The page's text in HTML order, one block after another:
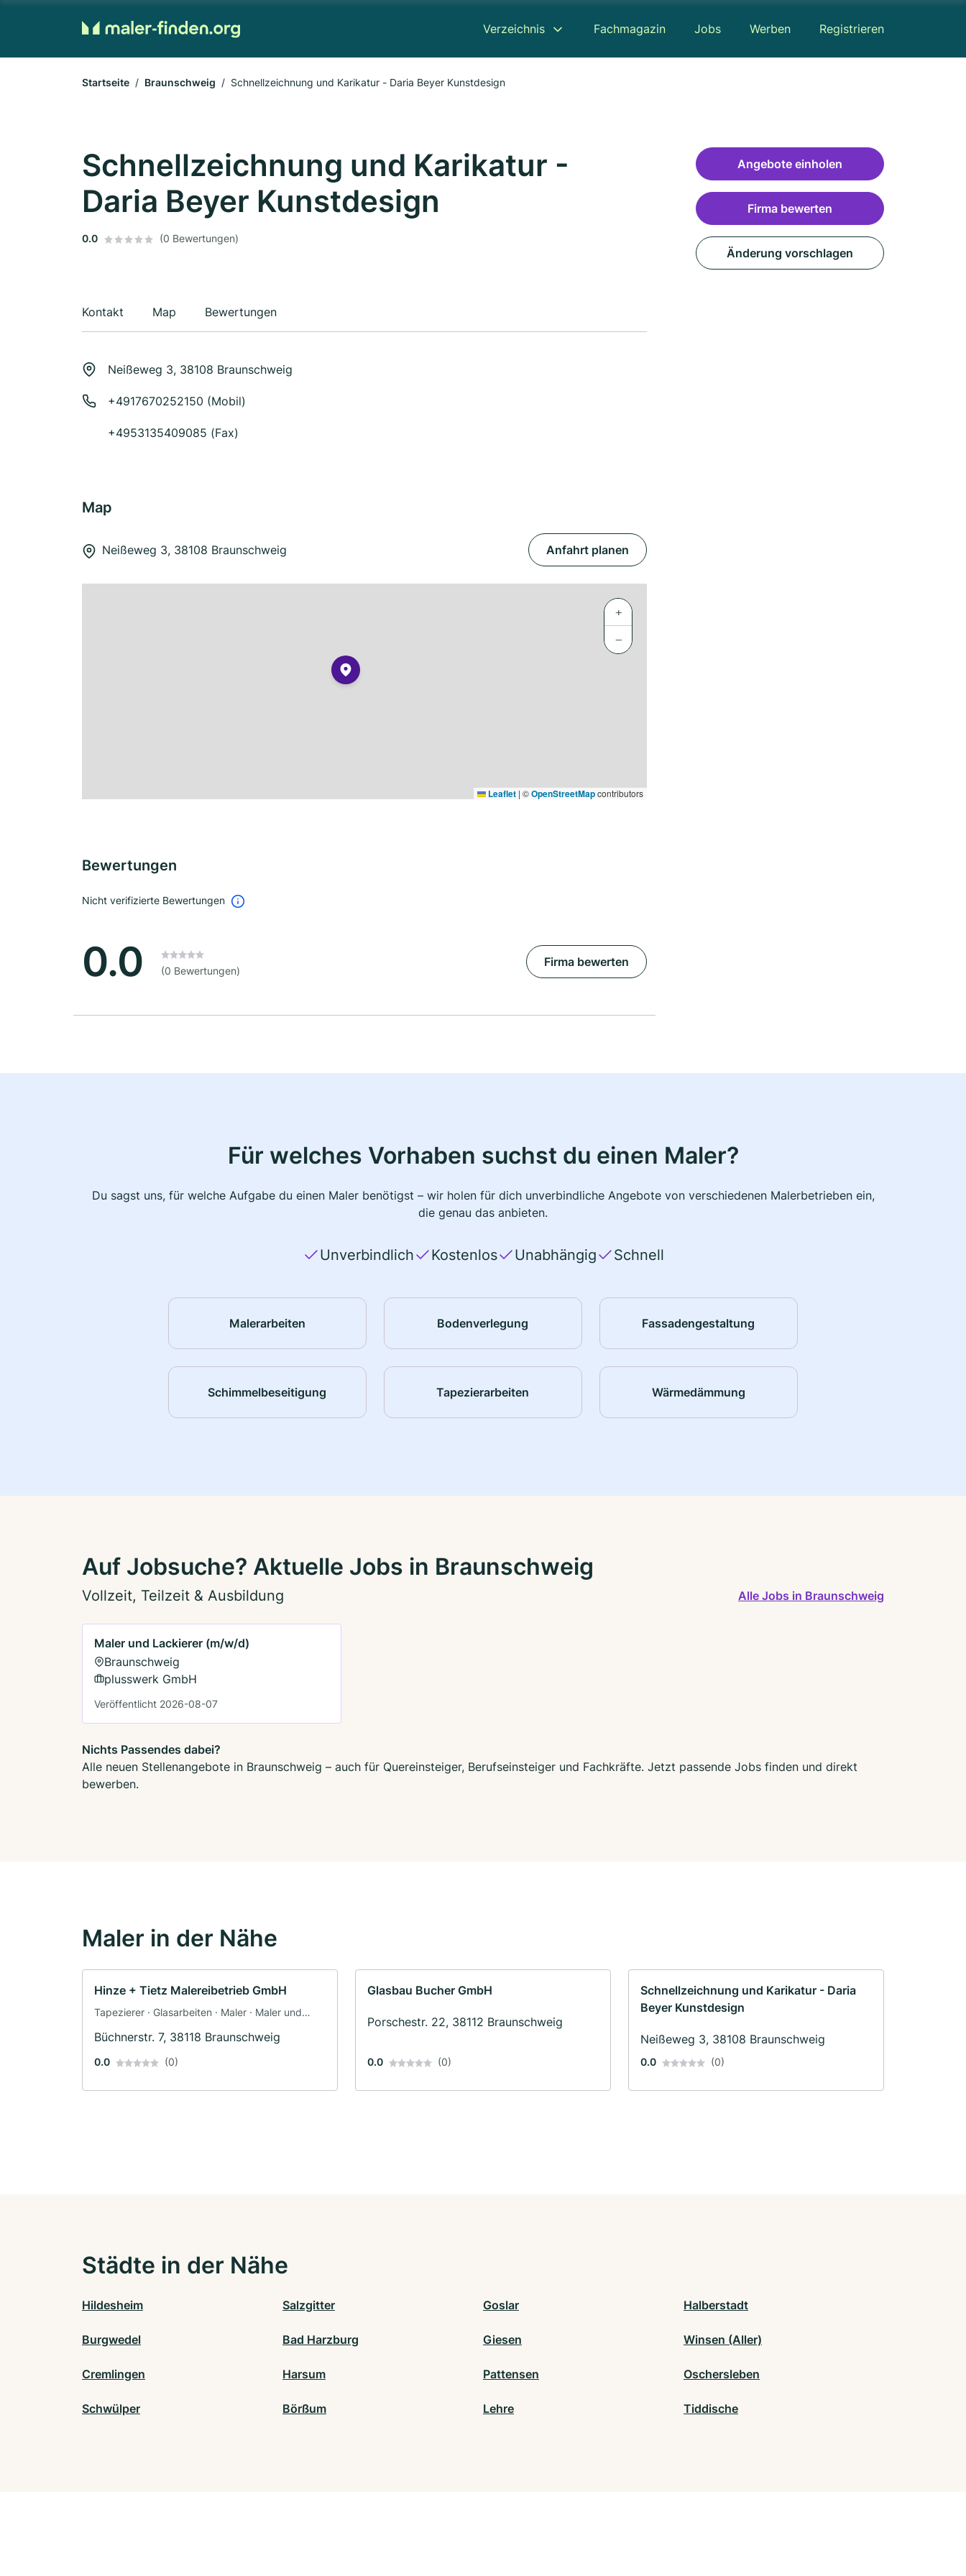
Verzeichnis Fachmagazin Jobs Werben Registrieren
Startseite Braunschweig Schnellzeichnung und Karikatur - Daria Beyer Kunstdesign
Schnellzeichnung und Karikatur -
Daria Beyer Kunstdesign
0.0 (0 Bewertungen)
Kontakt Map Bewertungen
Neißeweg 3, 38108 Braunschweig
+4917670252150 (Mobil)
+4953135409085 (Fax)
Map
Neißeweg 3, 38108 Braunschweig Anfahrt planen
+
−
Leaflet | ©OpenStreetMapcontributors
Bewertungen
Nicht verifizierte Bewertungen
0.0 (0 Bewertungen)
Firma bewerten
Angebote einholen
Firma bewerten
Änderung vorschlagen
Für welches Vorhaben suchst du einen Maler?
Du sagst uns, für welche Aufgabe du einen Maler benötigst – wir holen für dich unverbindliche Angebote von verschiedenen Malerbetrieben ein,
die genau das anbieten.
Unverbindlich Kostenlos Unabhängig Schnell
Malerarbeiten Bodenverlegung Fassadengestaltung
Schimmelbeseitigung Tapezierarbeiten Wärmedämmung
Auf Jobsuche? Aktuelle Jobs in Braunschweig
Vollzeit, Teilzeit & Ausbildung Alle Jobs in Braunschweig
Maler und Lackierer (m/w/d)
Braunschweig
plusswerk GmbH
Veröffentlicht 2026-08-07
Nichts Passendes dabei?
Alle neuen Stellenangebote in Braunschweig – auch für Quereinsteiger, Berufseinsteiger und Fachkräfte. Jetzt passende Jobs finden und direkt
bewerben.
Maler in der Nähe
Hinze + Tietz Malereibetrieb GmbH
Tapezierer · Glasarbeiten · Maler · Maler und
Büchnerstr. 7, 38118 Braunschweig
0.0 (0)
Glasbau Bucher GmbH
Porschestr. 22, 38112 Braunschweig
0.0 (0)
Schnellzeichnung und Karikatur - Daria
Beyer Kunstdesign
Neißeweg 3, 38108 Braunschweig
0.0 (0)
Städte in der Nähe
Hildesheim Salzgitter Goslar Halberstadt
Burgwedel Bad Harzburg Giesen Winsen (Aller)
Cremlingen Harsum Pattensen Oschersleben
Schwülper Börßum Lehre Tiddische